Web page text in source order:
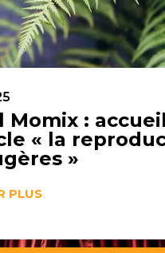
Momix :
« la
»
PLUS